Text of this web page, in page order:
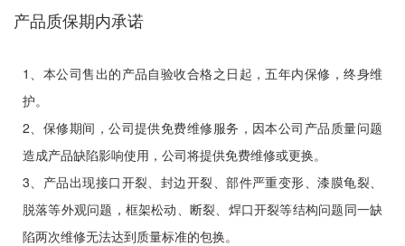
产品质保期内承诺
1、本公司售出的产品自验收合格之日起，五年内保修，终身维
护。
2、保修期间，公司提供免费维修服务，因本公司产品质量问题
造成产品缺陷影响使用，公司将提供免费维修或更换。
3、产品出现接口开裂、封边开裂、部件严重变形、漆膜龟裂、
脱落等外观问题，框架松动、断裂、焊口开裂等结构问题同一缺
陷两次维修无法达到质量标准的包换。